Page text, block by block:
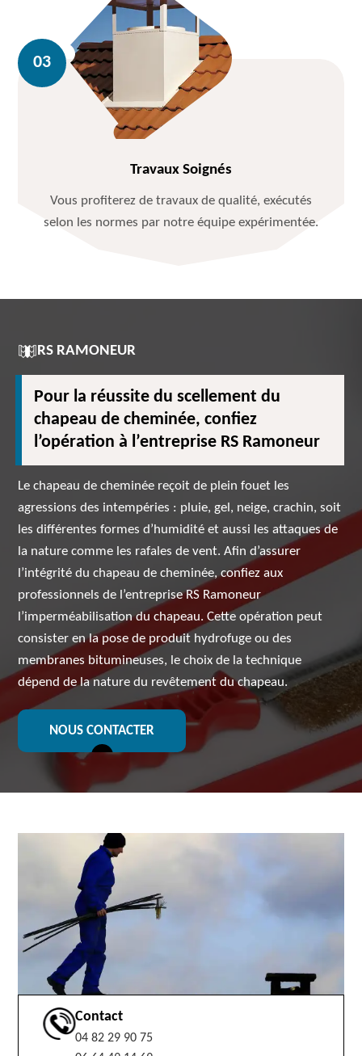
Travaux Soignés
Vous profiterez de travaux de qualité, exécutés
selon les normes par notre équipe expérimentée.
RS RAMONEUR
Pour la réussite du scellement du
chapeau de cheminée, confiez
l’opération à l’entreprise RS Ramoneur
Le chapeau de cheminée reçoit de plein fouet les
agressions des intempéries : pluie, gel, neige, crachin, soit
les différentes formes d’humidité et aussi les attaques de
la nature comme les rafales de vent. Afin d’assurer
l’intégrité du chapeau de cheminée, confiez aux
professionnels de l’entreprise RS Ramoneur
l’imperméabilisation du chapeau. Cette opération peut
consister en la pose de produit hydrofuge ou des
membranes bitumineuses, le choix de la technique
dépend de la nature du revêtement du chapeau.
NOUS CONTACTER
Contact
04 82 29 90 75